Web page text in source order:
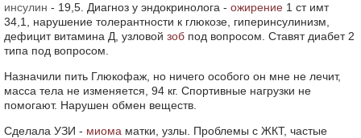
инсулин - 19,5. Диагноз у эндокринолога - ожирение 1 ст имт
34,1, нарушение толерантности к глюкозе, гиперинсулинизм,
дефицит витамина Д, узловой зоб под вопросом. Ставят диабет 2
типа под вопросом.
Назначили пить Глюкофаж, но ничего особого он мне не лечит,
масса тела не изменяется, 94 кг. Спортивные нагрузки не
помогают. Нарушен обмен веществ.
Сделала УЗИ - миома матки, узлы. Проблемы с ЖКТ, частые